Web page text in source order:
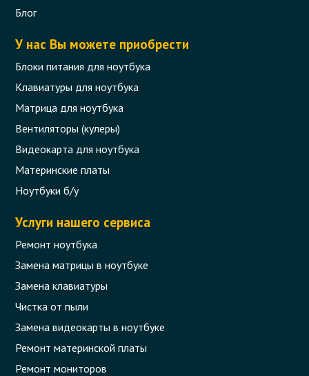
В случае сложных многоэтапных ремонтов
клавитур, матриц и других комплектующих, мы
предоставляем скидки 10%, 20% или даже
50% на некоторые виды работ с целью
сохранения целесообразности ремонта.
Размер скидки определяется инженером в
каждом индивидуальном случае.
Читать
Алгоритм нахождения неисправности
ноутбука
У Вас перестал работать ноутбук?
Блог
У нас Вы можете приобрести
Блоки питания для ноутбука
Клавиатуры для ноутбука
Матрица для ноутбука
Вентиляторы (кулеры)
Видеокарта для ноутбука
Материнские платы
Ноутбуки б/у
Услуги нашего сервиса
Ремонт ноутбука
Замена матрицы в ноутбуке
Замена клавиатуры
Чистка от пыли
Замена видеокарты в ноутбуке
Ремонт материнской платы
Ремонт мониторов